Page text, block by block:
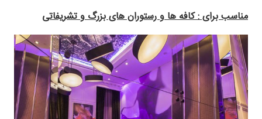
مناسب برای : کافه ها و رستوران های بزرگ و تشریفاتی